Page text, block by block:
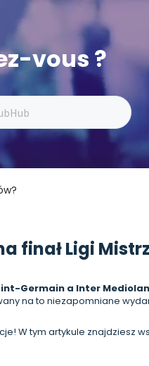
vous ?
finał Ligi
Germain a Inter Mediolan
na to niezapomniane
W tym artykule znajdziesz